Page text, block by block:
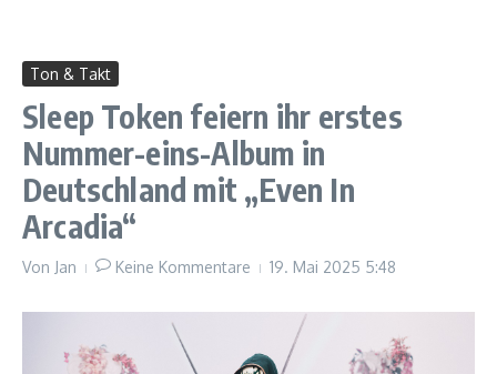
Ton & Takt
Sleep Token feiern ihr erstes
Nummer-eins-Album in
Deutschland mit „Even In
Arcadia“
Von Jan Keine Kommentare 19. Mai 2025 5:48